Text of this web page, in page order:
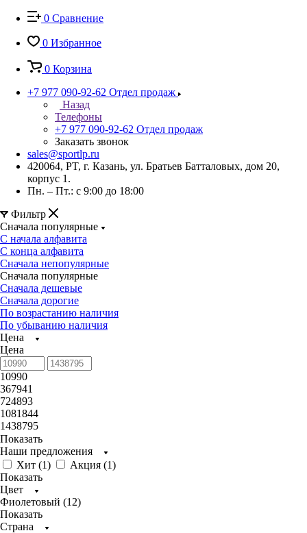
0 Сравнение
0 Избранное
0 Корзина
+7 977 090-92-62 Отдел продаж
Назад
Телефоны
+7 977 090-92-62 Отдел продаж
Заказать звонок
sales@sportlp.ru
420064, PT, г. Казань, ул. Братьев Батталовых, дом 20,
корпус 1.
Пн. – Пт.: с 9:00 до 18:00
Фильтр
Сначала популярные
С начала алфавита
С конца алфавита
Сначала непопулярные
Сначала популярные
Сначала дешевые
Сначала дорогие
По возрастанию наличия
По убыванию наличия
Цена
Цена
10990
367941
724893
1081844
1438795
Показать
Наши предложения
Хит (1) Акция (1)
Показать
Цвет
Фиолетовый (12)
Показать
Страна